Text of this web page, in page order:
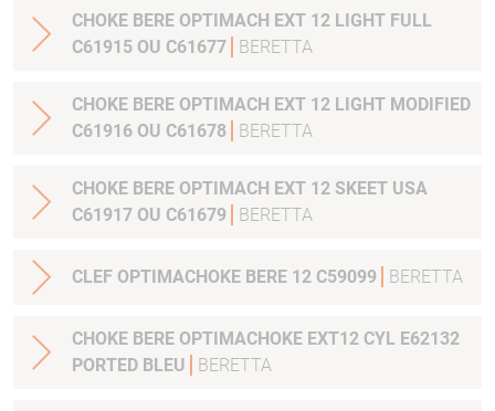
CHOKE BERE OPTIMACH EXT 12 LIGHT FULL
C61915 OU C61677
BERETTA
CHOKE BERE OPTIMACH EXT 12 LIGHT MODIFIED
C61916 OU C61678
BERETTA
CHOKE BERE OPTIMACH EXT 12 SKEET USA
C61917 OU C61679
BERETTA
CLEF OPTIMACHOKE BERE 12 C59099 BERETTA
CHOKE BERE OPTIMACHOKE EXT12 CYL E62132
PORTED BLEU
BERETTA